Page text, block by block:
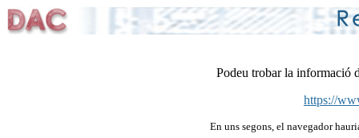
Podeu trobar la informació
https://
En uns segons, el navegador